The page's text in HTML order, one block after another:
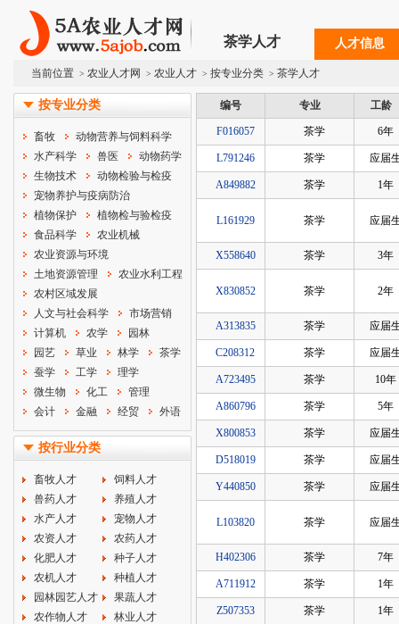
茶学人才 人才信息
当前位置 > 农业人才网 > 农业人才 > 按专业分类 > 茶学人才
按专业分类
畜牧
动物营养与饲料科学
水产科学
兽医
动物药学
生物技术
动物检验与检疫
宠物养护与疫病防治
植物保护
植物检与验检疫
食品科学
农业机械
农业资源与环境
土地资源管理
农业水利工程
农村区域发展
人文与社会科学
市场营销
计算机
农学
园林
园艺
草业 林学
茶学
蚕学
工学
理学
微生物
化工
管理
会计
金融 经贸 外语
按行业分类
畜牧人才
饲料人才
兽药人才
养殖人才
水产人才
宠物人才
农资人才
农药人才
化肥人才
种子人才
农机人才
种植人才
园林园艺人才
果蔬人才
农作物人才
林业人才
编号 专业 工龄
F016057 茶学 6年
L791246 茶学 应届
A849882 茶学 1年
L161929 茶学 应届
X558640 茶学 3年
X830852 茶学 2年
A313835 茶学 应届
C208312 茶学 应届
A723495 茶学 10年
A860796 茶学 5年
X800853 茶学 应届
D518019 茶学 应届
Y440850 茶学 应届
L103820 茶学 应届
H402306 茶学 7年
A711912 茶学 1年
Z507353 茶学 1年